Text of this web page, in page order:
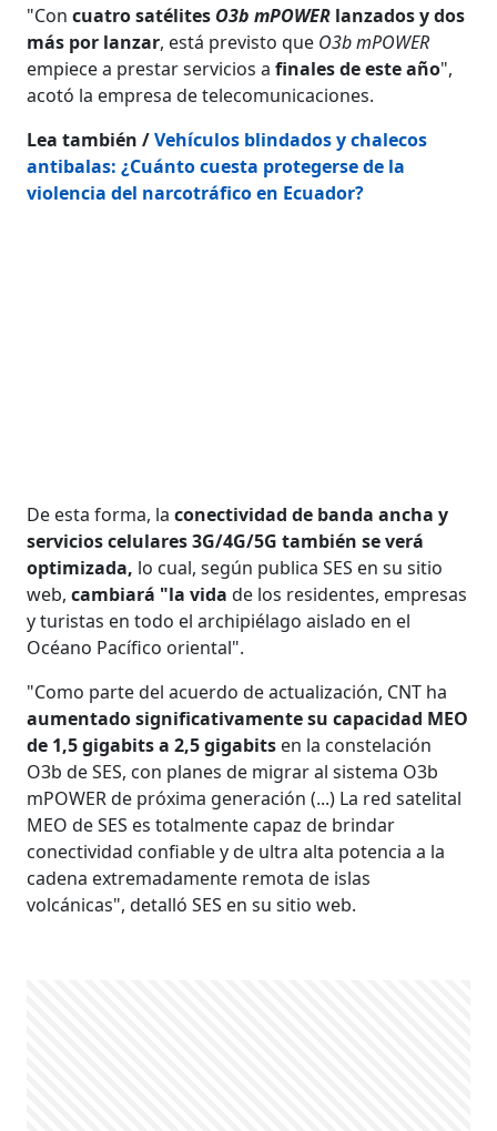
"Con cuatro satélites O3b mPOWER lanzados y dos
más por lanzar, está previsto que O3b mPOWER
empiece a prestar servicios a finales de este año",
acotó la empresa de telecomunicaciones.
Lea también /Vehículos blindados y chalecos
antibalas: ¿Cuánto cuesta protegerse de la
violencia del narcotráfico en Ecuador?
De esta forma, la conectividad de banda ancha y
servicios celulares 3G/4G/5G también se verá
optimizada, lo cual, según publica SES en su sitio
web,cambiará "la vida de los residentes, empresas
y turistas en todo el archipiélago aislado en el
Océano Pacífico oriental".
"Como parte del acuerdo de actualización, CNT ha
aumentado significativamente su capacidad MEO
de 1,5 gigabits a 2,5 gigabits en la constelación
O3b de SES, con planes de migrar al sistema O3b
mPOWER de próxima generación (...) La red satelital
MEO de SES es totalmente capaz de brindar
conectividad confiable y de ultra alta potencia a la
cadena extremadamente remota de islas
volcánicas", detalló SES en su sitio web.